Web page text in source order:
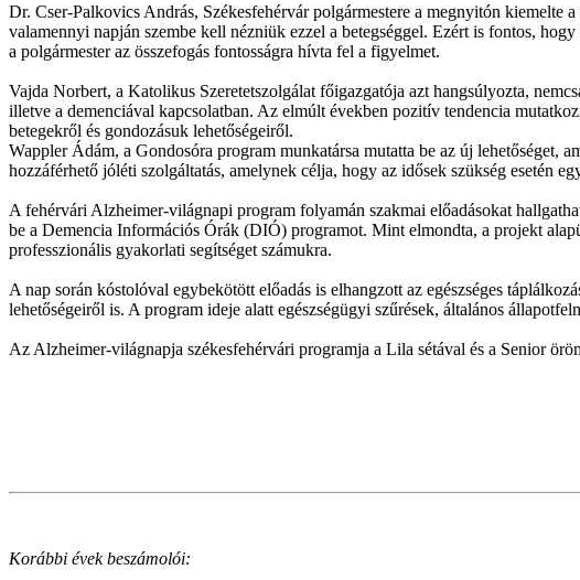
Dr. Cser-Palkovics András, Székesfehérvár polgármestere a megnyitón
valamennyi napján szembe kell nézniük ezzel a betegséggel. Ezért is fontos,
a polgármester az összefogás fontosságra hívta fel a figyelmet.
Vajda Norbert, a Katolikus Szeretetszolgálat főigazgatója azt hangsúlyozta,
illetve a demenciával kapcsolatban. Az elmúlt években pozitív tendencia
betegekről és gondozásuk lehetőségeiről.
Wappler Ádám, a Gondosóra program munkatársa mutatta be az új
hozzáférhető jóléti szolgáltatás, amelynek célja, hogy az idősek szükség esetén
A fehérvári Alzheimer-világnapi program folyamán szakmai előadásokat
be a Demencia Információs Órák (DIÓ) programot. Mint elmondta, a projekt
professzionális gyakorlati segítséget számukra.
A nap során kóstolóval egybekötött előadás is elhangzott az egészséges
lehetőségeiről is. A program ideje alatt egészségügyi szűrések, általános
Az Alzheimer-világnapja székesfehérvári programja a Lila sétával és a Senior
Korábbi évek beszámolói: